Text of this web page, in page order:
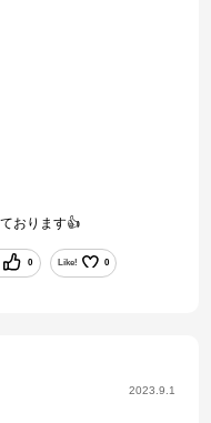
おります👍
0 Like! 0
2023.9.1